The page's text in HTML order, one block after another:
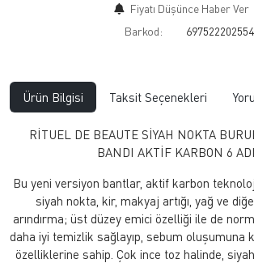
Fiyatı Düşünce Haber Ver
Barkod:
Ürün Bilgisi Taksit Seçenekleri
RİTUEL DE BEAUTE SİYAH NOKTA
BANDI AKTİF KARBON 6
Bu yeni versiyon bantlar, aktif karbon
siyah nokta, kir, makyaj artığı, yağ ve
arındırma; üst düzey emici özelliği ile de
daha iyi temizlik sağlayıp, sebum oluşumuna
özelliklerine sahip. Çok ince toz halinde,